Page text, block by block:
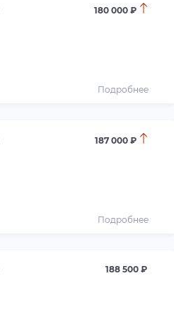
180 000 ₽
Подробнее
187 000 ₽
Подробнее
188 500 ₽